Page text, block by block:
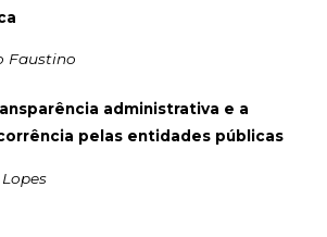
Faustino
administrativa e a
pelas entidades públicas